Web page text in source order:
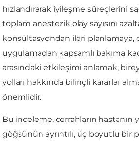
hızlandırarak iyileşme süreçlerini
toplam anestezik olay sayısını
konsültasyondan ileri planlamaya,
uygulamadan kapsamlı bakıma
arasındaki etkileşimi anlamak,
yolları hakkında bilinçli kararlar
önemlidir.
Bu inceleme, cerrahların hastanın
göğsünün ayrıntılı, üç boyutlu bir